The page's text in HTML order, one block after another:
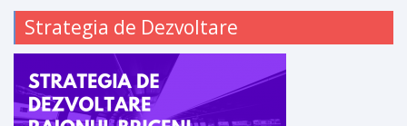
Strategia de Dezvoltare